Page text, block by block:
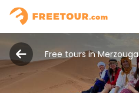
Free tours in Merzouga